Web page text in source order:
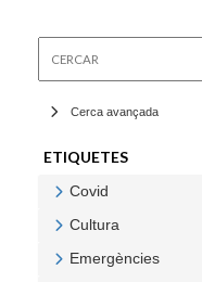
Cerca avançada
ETIQUETES
Covid
Cultura
Emergències